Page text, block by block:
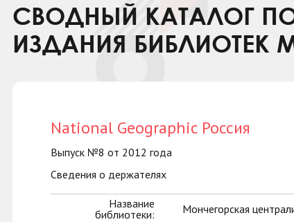
СВОДНЫЙ КАТАЛОГ
ИЗДАНИЯ
National Geographic Россия
Выпуск №8 от 2012 года
Сведения о держателях
Название
библиотеки:
Мончегорская